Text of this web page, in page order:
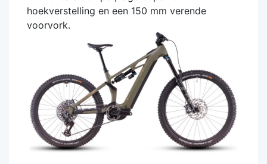
hoekverstelling en een 150 mm verende
voorvork.